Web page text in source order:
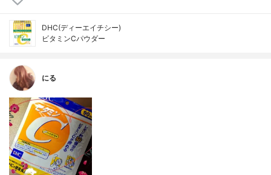
DHC(ディーエイチシー)
ビタミンCパウダー
にる